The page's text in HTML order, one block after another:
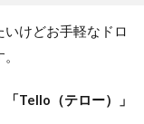
けどお手軽なドロ
「Tello（テロー）」